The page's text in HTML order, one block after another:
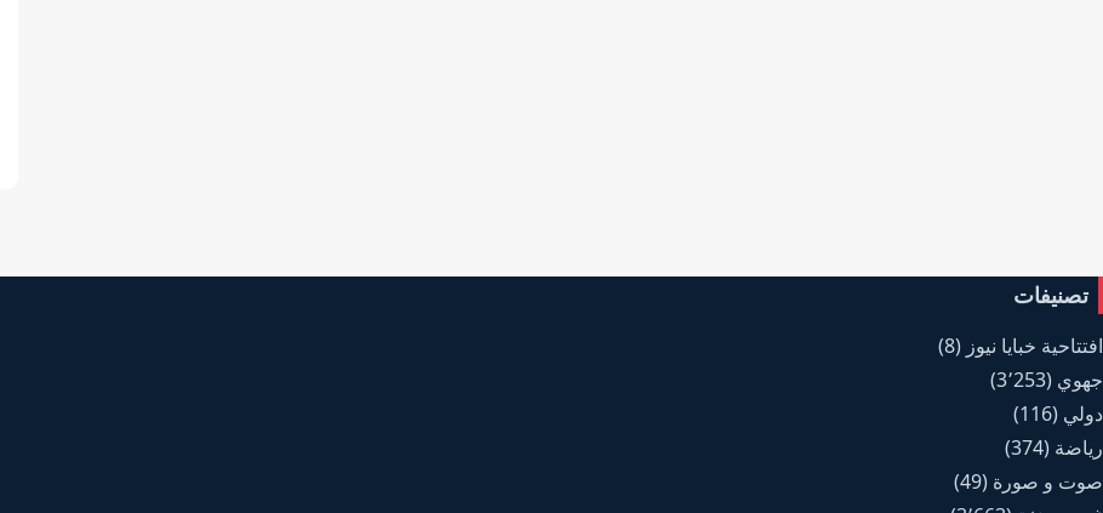
تصنيفات
افتتاحية خبايا نيوز (8)
جهوي (3٬253)
دولي (116)
رياضة (374)
صوت و صورة (49)